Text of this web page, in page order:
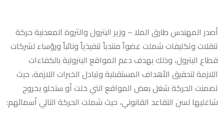
أصدر المهندس طارق الملا – وزير البترول والثروة المعدنية حركة
تنقلات وتكليفات شملت عضواً منتدباً تنفيذياً ونائباً ورؤساء لشركات
قطاع البترول، وذلك بهدف دعم المواقع البترولية بالكفاءات
اللازمة لتحقيق الأهداف المستقبلية وتبادل الخبرات اللازمة، حيث
تضمنت الحركة شغل بعض المواقع التي خلت أو ستخلو بخروج
شاغليها لسن التقاعد القانوني، حيث شملت الحركة التالي أسمائهم: